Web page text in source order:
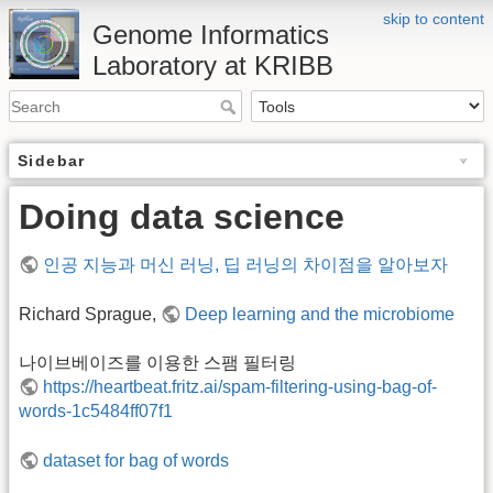
skip to content
Genome Informatics
Laboratory at KRIBB
Sidebar
Doing data science
인공 지능과 머신 러닝, 딥 러닝의 차이점을 알아보자
Richard Sprague, Deep learning and the microbiome
나이브베이즈를 이용한 스팸 필터링
https://heartbeat.fritz.ai/spam-filtering-using-bag-of-
words-1c5484ff07f1
dataset for bag of words